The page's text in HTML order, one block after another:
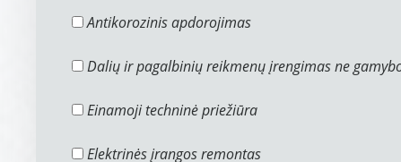
Antikorozinis apdorojimas
Dalių ir pagalbinių reikmenų įrengimas ne
Einamoji techninė priežiūra
Elektrinės įrangos remontas